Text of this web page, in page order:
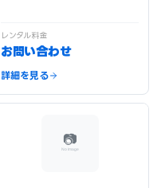
レンタル料金
お問い合わせ
詳細を見る